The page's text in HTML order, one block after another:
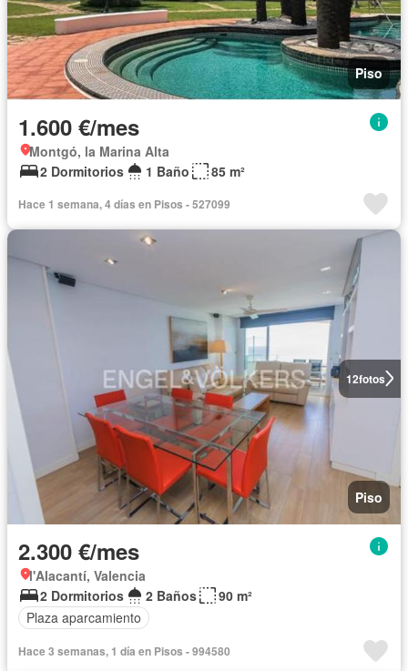
Piso
1.600 €/mes
Montgó, la Marina Alta
2 Dormitorios
1 Baño 85 m²
Hace 1 semana, 4 días en Pisos - 527099
12fotos
Piso
2.300 €/mes
l'Alacantí, Valencia
2 Dormitorios
2 Baños
90 m²
Plaza aparcamiento
Hace 3 semanas, 1 día en Pisos - 994580